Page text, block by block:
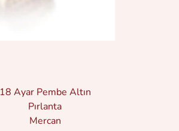
18 Ayar Pembe Altın
Pırlanta
Mercan